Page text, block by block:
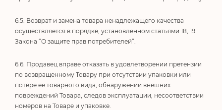
6.5. Возврат и замена товара ненадлежащего качества
осуществляется в порядке, установленном статьями 18, 19
Закона “О защите прав потребителей”.
6.6. Продавец вправе отказать в удовлетворении претензии
по возвращенному Товару при отсутствии упаковки или
потере ее товарного вида, обнаружении внешних
повреждений Товара, следов эксплуатации, несоответствии
номеров на Товаре и упаковке.